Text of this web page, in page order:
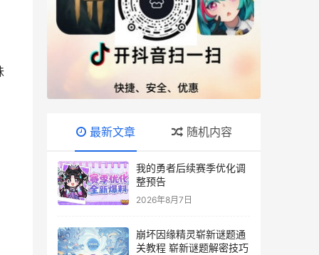
最新文章 随机内容
我的勇者后续赛季优化调
整预告
2026年8月7日
崩坏因缘精灵崭新谜题通
关教程 崭新谜题解密技巧